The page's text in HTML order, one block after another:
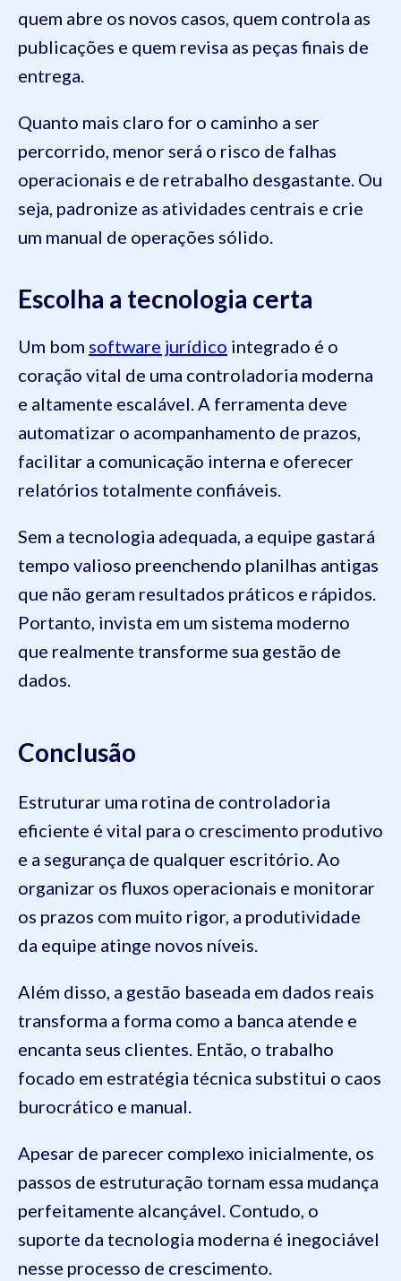
quem abre os novos casos, quem controla as
publicações e quem revisa as peças finais de
entrega.
Quanto mais claro for o caminho a ser
percorrido, menor será o risco de falhas
operacionais e de retrabalho desgastante. Ou
seja, padronize as atividades centrais e crie
um manual de operações sólido.
Escolha a tecnologia certa
Um bom software jurídico integrado é o
coração vital de uma controladoria moderna
e altamente escalável. A ferramenta deve
automatizar o acompanhamento de prazos,
facilitar a comunicação interna e oferecer
relatórios totalmente confiáveis.
Sem a tecnologia adequada, a equipe gastará
tempo valioso preenchendo planilhas antigas
que não geram resultados práticos e rápidos.
Portanto, invista em um sistema moderno
que realmente transforme sua gestão de
dados.
Conclusão
Estruturar uma rotina de controladoria
eficiente é vital para o crescimento produtivo
e a segurança de qualquer escritório. Ao
organizar os fluxos operacionais e monitorar
os prazos com muito rigor, a produtividade
da equipe atinge novos níveis.
Além disso, a gestão baseada em dados reais
transforma a forma como a banca atende e
encanta seus clientes. Então, o trabalho
focado em estratégia técnica substitui o caos
burocrático e manual.
Apesar de parecer complexo inicialmente, os
passos de estruturação tornam essa mudança
perfeitamente alcançável. Contudo, o
suporte da tecnologia moderna é inegociável
nesse processo de crescimento.